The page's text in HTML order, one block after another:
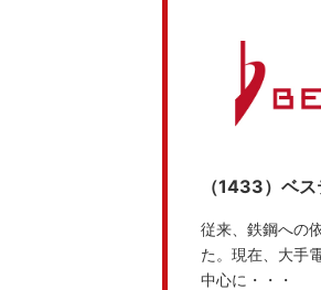
（1433）ベ
従来、鉄鋼への
た。現在、大手
中心に・・・